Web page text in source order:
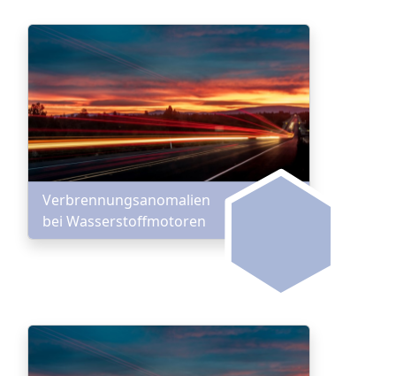
Verbrennungsanomalien
bei Wasserstoffmotoren